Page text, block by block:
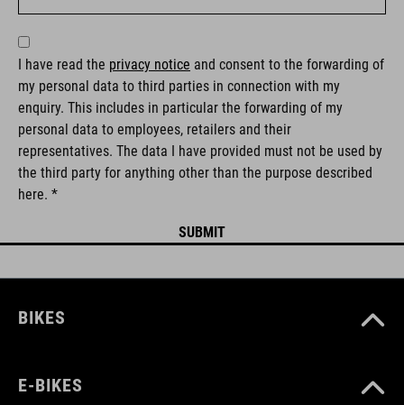
I have read the privacy notice and consent to the forwarding of
my personal data to third parties in connection with my
enquiry. This includes in particular the forwarding of my
personal data to employees, retailers and their
representatives. The data I have provided must not be used by
the third party for anything other than the purpose described
here. *
BIKES
E-BIKES